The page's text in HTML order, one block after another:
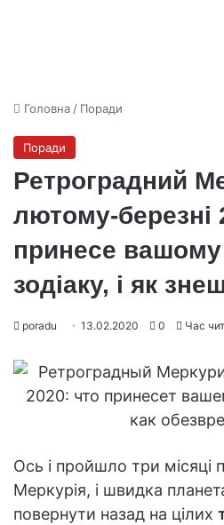
Головна / Поради
Поради
Ретроградний
лютому-березні
принесе вашому
зодіаку, і як
poradu 13.02.2020 0 Час
Ось і пройшло три місяці
Меркурія, і швидка
повернути назад на цілих